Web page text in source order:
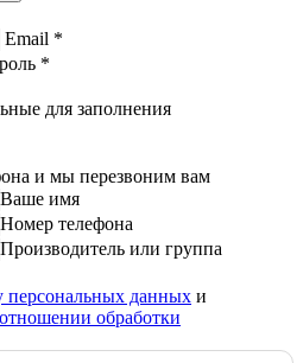
Email *
*
для заполнения
и мы перезвоним вам
Ваше имя
Номер телефона
Производитель или группа
персональных данных и
обработки